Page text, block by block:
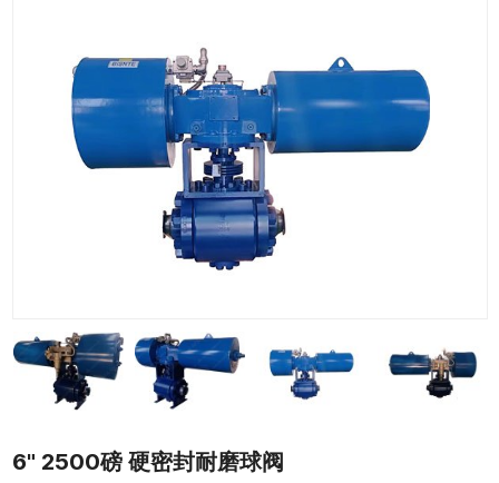
6" 2500磅 硬密封耐磨球阀